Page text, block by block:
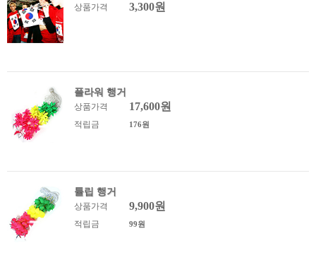
상품가격 3,300원
플라워 행거
상품가격 17,600원
적립금 176원
튤립 행거
상품가격 9,900원
적립금 99원